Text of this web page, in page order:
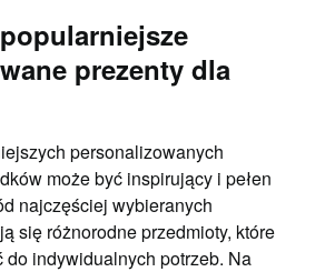
prezenty dla
personalizowanych
może być inspirujący i pełen
najczęściej wybieranych
się różnorodne przedmioty, które
do indywidualnych potrzeb. Na